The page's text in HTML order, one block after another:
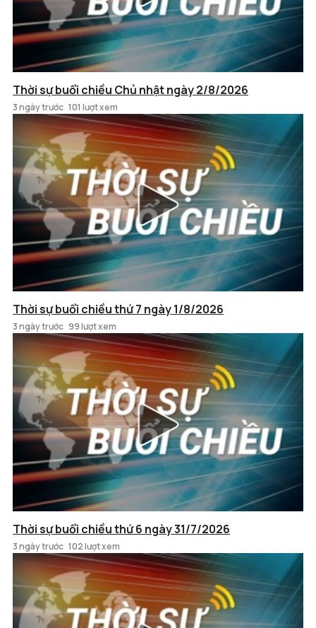
Thời sự buổi chiều Chủ nhật ngày 2/8/2026
3 ngày trước 101 lượt xem
Thời sự buổi chiều thứ 7 ngày 1/8/2026
3 ngày trước 99 lượt xem
Thời sự buổi chiều thứ 6 ngày 31/7/2026
3 ngày trước 102 lượt xem